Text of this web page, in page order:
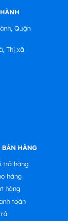
Quận
Thị xã
HÀNG
trả hàng
hàng
hàng
toán